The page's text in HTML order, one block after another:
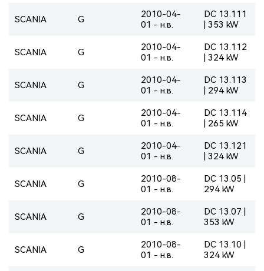
SCANIA G
2010-04-
01 - н.в.
DC 13.111
| 353 kW
SCANIA G
2010-04-
01 - н.в.
DC 13.112
| 324 kW
SCANIA G
2010-04-
01 - н.в.
DC 13.113
| 294 kW
SCANIA G
2010-04-
01 - н.в.
DC 13.114
| 265 kW
SCANIA G
2010-04-
01 - н.в.
DC 13.121
| 324 kW
SCANIA G
2010-08-
01 - н.в.
DC 13.05 |
294 kW
SCANIA G
2010-08-
01 - н.в.
DC 13.07 |
353 kW
SCANIA G
2010-08-
01 - н.в.
DC 13.10 |
324 kW